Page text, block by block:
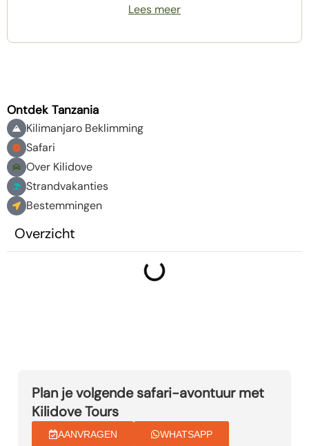
Overzicht
Lees meer
Ontdek Tanzania
Kilimanjaro Beklimming
Safari
Over Kilidove
Strandvakanties
Bestemmingen
Plan je volgende safari-avontuur met
Kilidove Tours
AANVRAGEN WHATSAPP